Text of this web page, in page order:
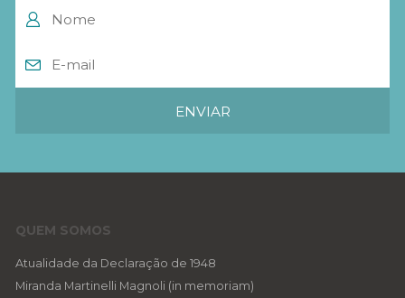
QUEM SOMOS
Atualidade da Declaração de 1948
Miranda Martinelli Magnoli (in memoriam)